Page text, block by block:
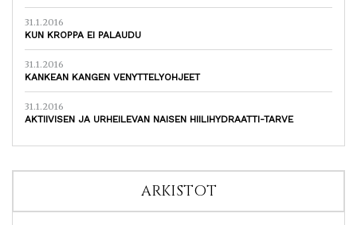
31.1.2016
KUN KROPPA EI PALAUDU
31.1.2016
KANKEAN KANGEN VENYTTELYOHJEET
31.1.2016
AKTIIVISEN JA URHEILEVAN NAISEN HIILIHYDRAATTI-TARVE
ARKISTOT